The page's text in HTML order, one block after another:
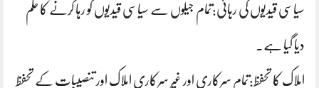
سیاسی قیدیوں کی رہائی:تمام جیلوں سے سیاسی قیدیوں کو رہا کرنے کا حکم
دیا گیا ہے۔
املاک کا تحفظ:تمام سرکاری اور غیر سرکاری املاک اور تنصیبات کے تحفظ